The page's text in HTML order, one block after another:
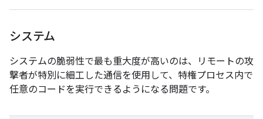
システム
システムの脆弱性で最も重大度が高いのは、リモートの攻
撃者が特別に細工した通信を使用して、特権プロセス内で
任意のコードを実行できるようになる問題です。